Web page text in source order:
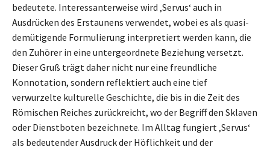
bedeutete. Interessanterweise wird ‚Servus‘ auch in
Ausdrücken des Erstaunens verwendet, wobei es als quasi-
demütigende Formulierung interpretiert werden kann, die
den Zuhörer in eine untergeordnete Beziehung versetzt.
Dieser Gruß trägt daher nicht nur eine freundliche
Konnotation, sondern reflektiert auch eine tief
verwurzelte kulturelle Geschichte, die bis in die Zeit des
Römischen Reiches zurückreicht, wo der Begriff den Sklaven
oder Dienstboten bezeichnete. Im Alltag fungiert ‚Servus‘
als bedeutender Ausdruck der Höflichkeit und der